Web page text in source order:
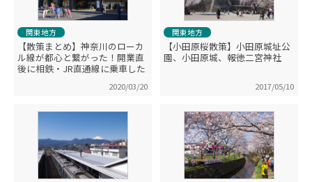
関東地方
【散策まとめ】神奈川のローカ
ル線が都心と繋がった！開業直
後に相鉄・JR直通線に乗車した
2020/03/20
関東地方
【小田原桜散策】小田原城址公
園、小田原城、報徳二宮神社
2017/05/10